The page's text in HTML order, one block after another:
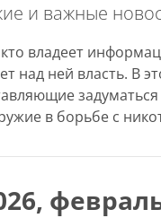
и важные
владеет
над ней власть. В
в борьбе с